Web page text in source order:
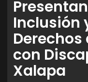
Inclusión
Derechos
con
Xalapa